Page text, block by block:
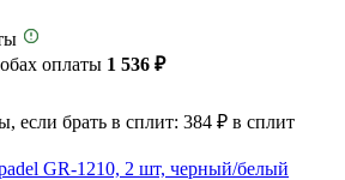
оплаты 1 536 ₽
если брать в сплит: 384 ₽ в сплит
GR-1210, 2 шт, черный/белый